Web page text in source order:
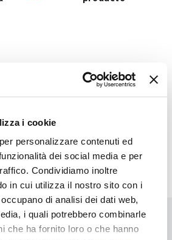
i cookie
personalizzare contenuti ed
dei social media e per
Condividiamo inoltre
in cui utilizza il nostro sito con i
di analisi dei dati web,
i quali potrebbero combinarle
che ha fornito loro o che hanno
500+ 1000+ 2500
€ 10,000€ 10,000€ 10,000€ 10,000
€ 15,440
lo que buscabas?